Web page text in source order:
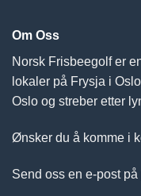
Om Oss
Norsk Frisbeegolf er
lokaler på Frysja i
Oslo og streber etter
Ønsker du å komme i
Send oss en e-post